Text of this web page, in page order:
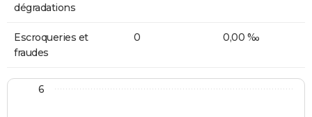
dégradations
Escroqueries et
fraudes
0 0,00 ‰
6